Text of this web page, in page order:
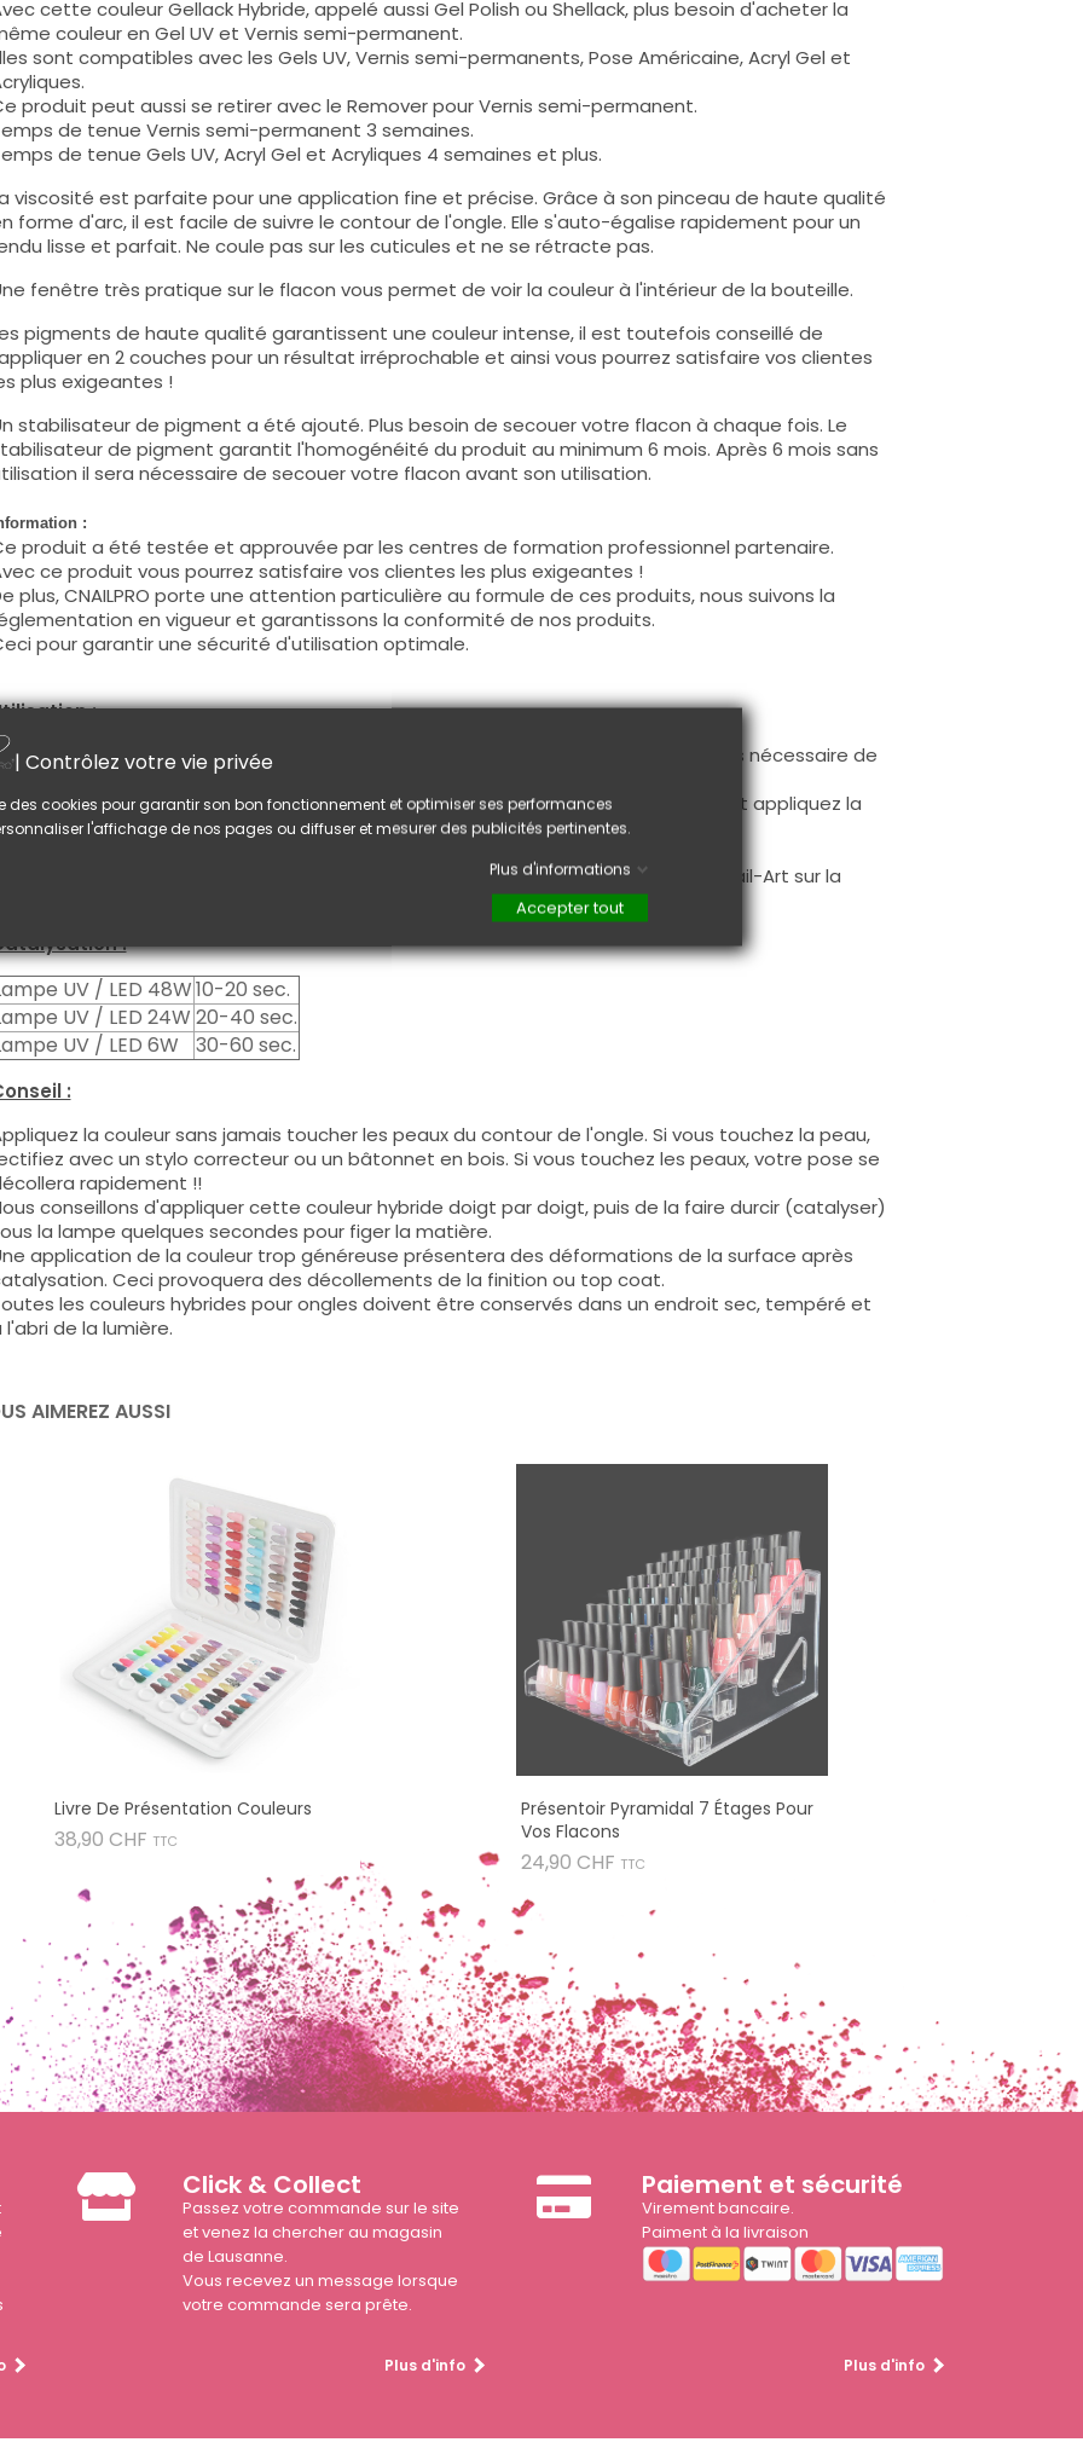
cette couleur Gellack Hybride, appelé aussi Gel Polish ou Shellack, plus besoin d'acheter la
couleur en Gel UV et Vernis semi-permanent.
sont compatibles avec les Gels UV, Vernis semi-permanents, Pose Américaine, Acryl Gel et
produit peut aussi se retirer avec le Remover pour Vernis semi-permanent.
de tenue Vernis semi-permanent 3 semaines.
de tenue Gels UV, Acryl Gel et Acryliques 4 semaines et plus.
viscosité est parfaite pour une application fine et précise. Grâce à son pinceau de haute qualité
forme d'arc, il est facile de suivre le contour de l'ongle. Elle s'auto-égalise rapidement pour un
lisse et parfait. Ne coule pas sur les cuticules et ne se rétracte pas.
fenêtre très pratique sur le flacon vous permet de voir la couleur à l'intérieur de la bouteille.
pigments de haute qualité garantissent une couleur intense, il est toutefois conseillé de
en 2 couches pour un résultat irréprochable et ainsi vous pourrez satisfaire vos clientes
plus exigeantes !
stabilisateur de pigment a été ajouté. Plus besoin de secouer votre flacon à chaque fois. Le
de pigment garantit l'homogénéité du produit au minimum 6 mois. Après 6 mois sans
il sera nécessaire de secouer votre flacon avant son utilisation.
:
produit a été testée et approuvée par les centres de formation professionnel partenaire.
ce produit vous pourrez satisfaire vos clientes les plus exigeantes !
plus, CNAILPRO porte une attention particulière au formule de ces produits, nous suivons la
en vigueur et garantissons la conformité de nos produits.
pour garantir une sécurité d'utilisation optimale.
:
couleur s'applique avec son pinceau, de manière fine, sur la base (il n'est pas nécessaire de
la couche de cohésion) ou sur la construction après limage.
produit s'applique en deux couches, fermez le bord libre à la première couche et appliquez la
couche pour garantir un résultat optimal.
pouvez dégraisser la couche de cohésion si vous désirez faire une création Nail-Art sur la
:
UV / LED 48W10-20 sec.
UV / LED 24W 20-40 sec.
UV / LED 6W
30-60 sec.
:
la couleur sans jamais toucher les peaux du contour de l'ongle. Si vous touchez la peau,
avec un stylo correcteur ou un bâtonnet en bois. Si vous touchez les peaux, votre pose se
rapidement !!
conseillons d'appliquer cette couleur hybride doigt par doigt, puis de la faire durcir (catalyser)
la lampe quelques secondes pour figer la matière.
application de la couleur trop généreuse présentera des déformations de la surface après
Ceci provoquera des décollements de la finition ou top coat.
les couleurs hybrides pour ongles doivent être conservés dans un endroit sec, tempéré et
l'abri de la lumière.
AIMEREZ AUSSI
Livre De Présentation Couleurs
38,90 CHF Prix
TTC
Présentoir Pyramidal 7 Étages Pour
Vos Flacons
24,90 CHF Prix
TTC
Click & Collect
Passez votre commande sur le site
et venez la chercher au magasin
de Lausanne.
Vous recevez un message lorsque
votre commande sera prête.
Plus d'info
Paiement et sécurité
Virement bancaire.
Paiment à la livraison
Plus d'info
| Contrôlez votre vie privée
des cookies pour garantir son bon fonctionnement et optimiser ses performances
l'affichage de nos pages ou diffuser et mesurer des publicités pertinentes.
Plus d'informations
Accepter tout